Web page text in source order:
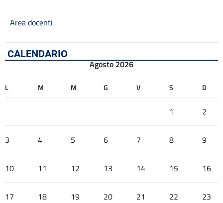
Area docenti
CALENDARIO
Agosto 2026
L M M G V S D
1 2
3 4 5 6 7 8 9
10 11 12 13 14 15 16
17 18 19 20 21 22 23